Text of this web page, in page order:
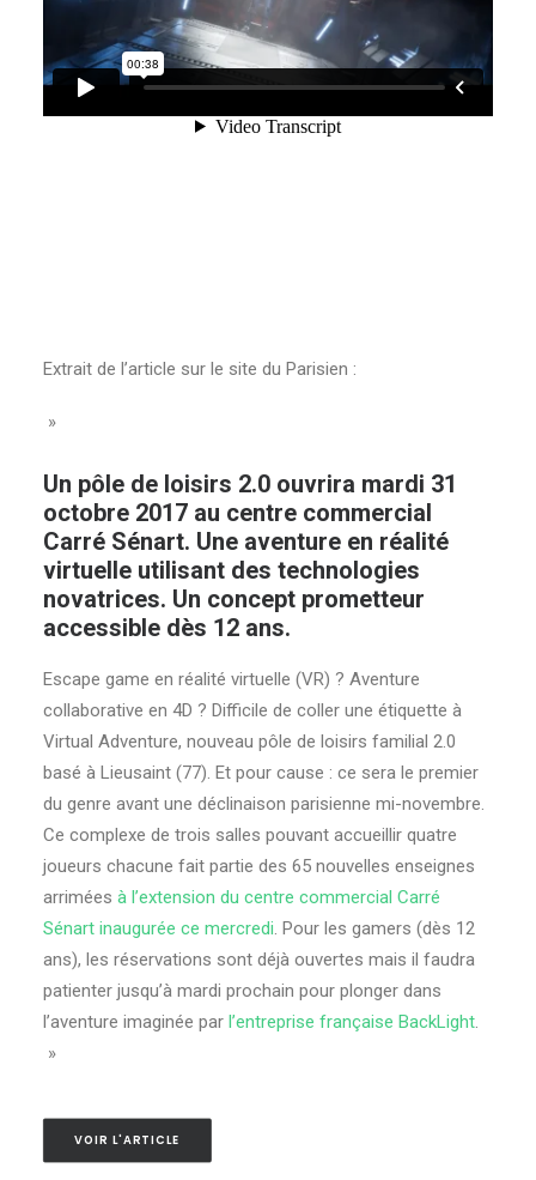
Extrait de l’article sur le site du Parisien :
»
Un pôle de loisirs 2.0 ouvrira mardi 31
octobre 2017 au centre commercial
Carré Sénart. Une aventure en réalité
virtuelle utilisant des technologies
novatrices. Un concept prometteur
accessible dès 12 ans.
Escape game en réalité virtuelle (VR) ? Aventure
collaborative en 4D ? Difficile de coller une étiquette à
Virtual Adventure, nouveau pôle de loisirs familial 2.0
basé à Lieusaint (77). Et pour cause : ce sera le premier
du genre avant une déclinaison parisienne mi-novembre.
Ce complexe de trois salles pouvant accueillir quatre
joueurs chacune fait partie des 65 nouvelles enseignes
arrimées à l’extension du centre commercial Carré
Sénart inaugurée ce mercredi. Pour les gamers (dès 12
ans), les réservations sont déjà ouvertes mais il faudra
patienter jusqu’à mardi prochain pour plonger dans
l’aventure imaginée par l’entreprise française BackLight.
»
VOIR L'ARTICLE